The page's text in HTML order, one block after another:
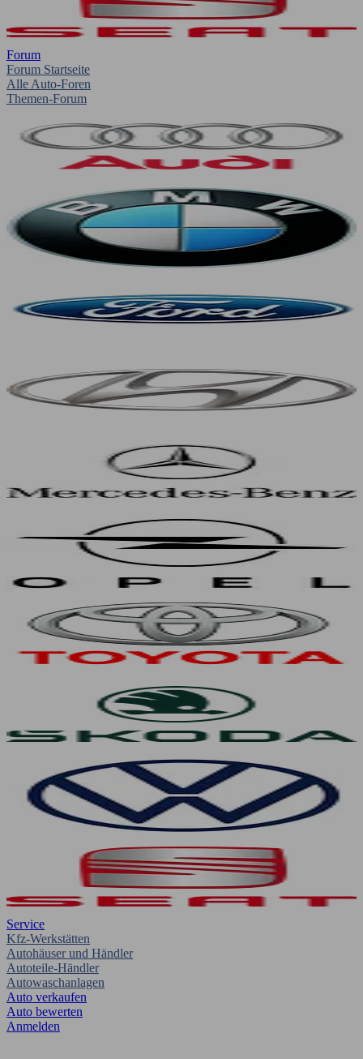
Forum
Forum Startseite
Alle Auto-Foren
Themen-Forum
Service
Kfz-Werkstätten
Autohäuser und Händler
Autoteile-Händler
Autowaschanlagen
Auto verkaufen
Auto bewerten
Anmelden